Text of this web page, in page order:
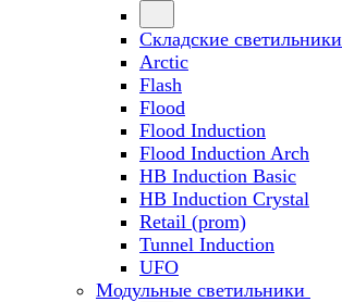
Складские светильники
Arctic
Flash
Flood
Flood Induction
Flood Induction Arch
HB Induction Basic
HB Induction Crystal
Retail (prom)
Tunnel Induction
UFO
Модульные светильники